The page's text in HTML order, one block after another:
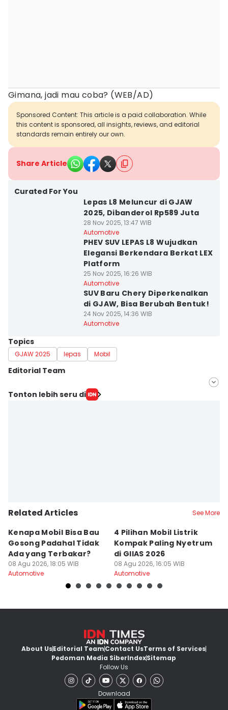
Gimana, jadi mau coba? (WEB/AD)
Sponsored Content: This article is a paid collaboration. While
this content is sponsored, all insights, reviews, and editorial
standards remain entirely our own.
Share Article
Curated For You
Lepas L8 Meluncur di GJAW
2025, Dibanderol Rp589 Juta
28 Nov 2025, 13:47 WIB
Automotive
PHEV SUV LEPAS L8 Wujudkan
Elegansi Berkendara Berkat LEX
Platform
25 Nov 2025, 16:26 WIB
Automotive
SUV Baru Chery Diperkenalkan
di GJAW, Bisa Berubah Bentuk!
24 Nov 2025, 14:36 WIB
Automotive
Topics
GJAW 2025 lepas Mobil
Editorial Team
Editor
Tonton lebih seru di
Related Articles See More
Kenapa Mobil Bisa Bau
Gosong Padahal Tidak
Ada yang Terbakar?
08 Agu 2026, 18:05 WIB
Automotive
4 Pilihan Mobil Listrik
Kompak Paling Nyetrum
di GIIAS 2026
08 Agu 2026, 16:05 WIB
Automotive
About UsEditorial TeamContact UsTerms of Services
Pedoman Media SiberIndexSitemap
Follow Us
Download